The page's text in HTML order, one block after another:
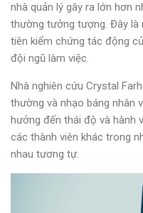
nhà quản lý gây ra lớn hơn
thường tưởng tượng. Đây là
tiên kiểm chứng tác động
đội ngũ làm việc.
Nhà nghiên cứu Crystal
thường và nhạo báng nhân
hưởng đến thái độ và hành
các thành viên khác trong
nhau tương tự.